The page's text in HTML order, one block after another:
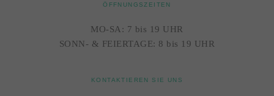
ÖFFNUNGSZEITEN
MO-SA: 7 bis 19 UHR
SONN- & FEIERTAGE: 8 bis 19 UHR
KONTAKTIEREN SIE UNS